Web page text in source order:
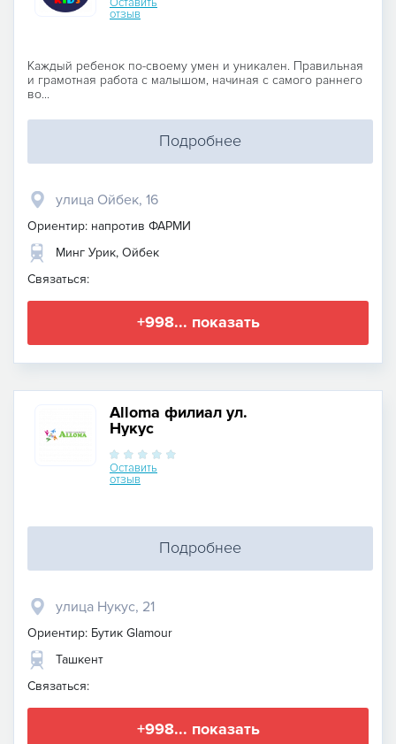
отзыв
Каждый ребенок по-своему умен и уникален. Правильная
и грамотная работа с малышом, начиная с самого раннего
во...
Подробнее
улица Ойбек, 16
Ориентир: напротив ФАРМИ
Минг Урик, Ойбек
Связаться:
+998... показать
Alloma филиал ул.
Нукус
Оставить
отзыв
Подробнее
улица Нукус, 21
Ориентир: Бутик Glamour
Ташкент
Связаться:
+998... показать